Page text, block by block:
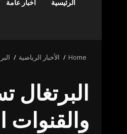
الرئيسية أخبار عامة
Home الأخبار الرياضية
والقنوات